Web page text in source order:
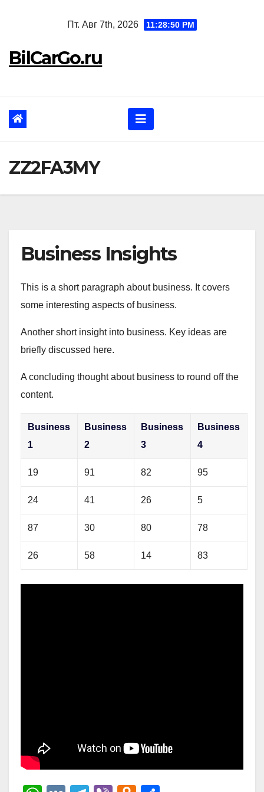
Пт. Авг 7th, 2026 11:28:51 PM
BilCarGo.ru
ZZ2FA3MY
Business Insights
This is a short paragraph about business. It covers
some interesting aspects of business.
Another short insight into business. Key ideas are
briefly discussed here.
A concluding thought about business to round off the
content.
Business
1
Business
2
Business
3
Business
4
19 91 82 95
24 41 26 5
87 30 80 78
26 58 14 83